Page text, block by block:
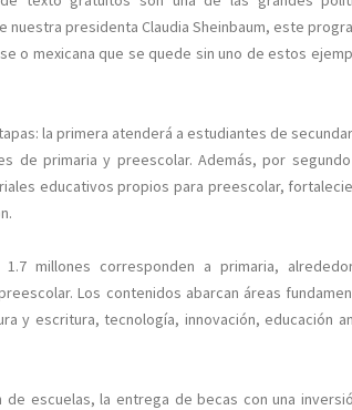
presidenta Claudia Sheinbaum, este
o mexicana que se quede sin uno de estos
la primera atenderá a estudiantes de
de primaria y preescolar. Además, por
educativos propios para preescolar,
millones corresponden a primaria,
Los contenidos abarcan áreas
y escritura, tecnología, innovación, educación
de escuelas, la entrega de becas con una